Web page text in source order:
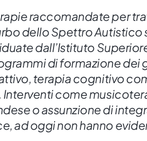
raccomandate per
dello Spettro Autistico
dall’Istituto
di formazione dei
terapia cognitivo
Interventi come
o assunzione di
ad oggi non hanno